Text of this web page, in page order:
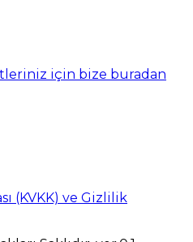
için bize buradan
(KVKK) ve Gizlilik